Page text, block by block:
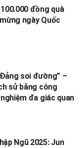
đồng quà
ngày Quốc
soi đường” –
sử bằng công
đa giác quan
Ngũ 2025: Jun